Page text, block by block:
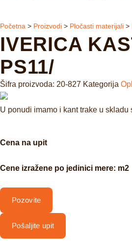
Početna > Proizvodi > Pločasti materijali >
IVERICA
PS11/
Šifra proizvoda: 20-827 Kategorija
U ponudi imamo i kant trake u skladu
Cena na upit
Cene izražene po jedinici mere: m2
Pozovite
Pošaljite upit